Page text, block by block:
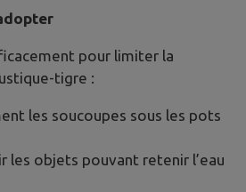
pour limiter la
tigre :
les soucoupes sous les pots
les objets pouvant retenir l’eau